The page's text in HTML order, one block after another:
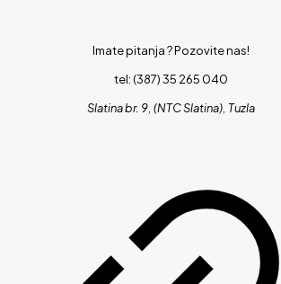
Imate pitanja ?Pozovite nas!
tel: (387) 35 265 040
Slatina br. 9, (NTC Slatina), Tuzla